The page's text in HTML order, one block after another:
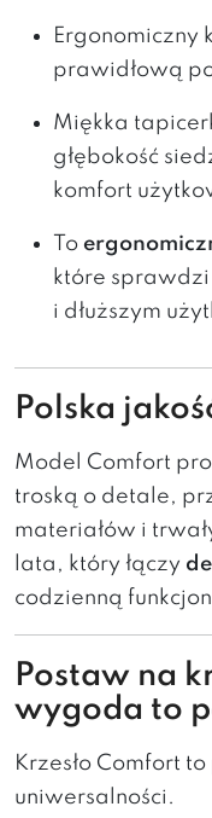
Ergonomiczny
prawidłową
Miękka
głębokość
komfort
To
które
i dłuższym
Polska
Model Comfort
troską o detale,
materiałów i
lata, który łączy
codzienną
Postaw na
wygoda to
Krzesło Comfort
uniwersalności.